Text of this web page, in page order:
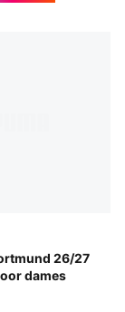
26/27
dames
PUMA Black